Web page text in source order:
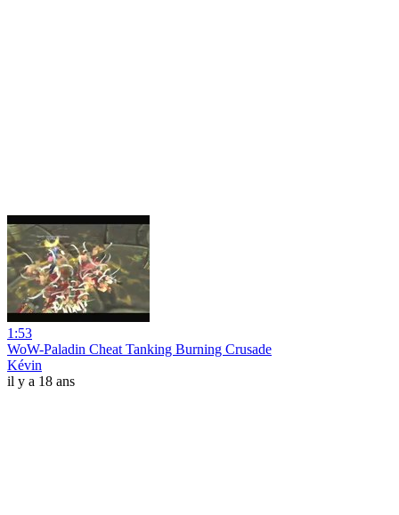
1:53
WoW-Paladin Cheat Tanking Burning Crusade
Kévin
il y a 18 ans